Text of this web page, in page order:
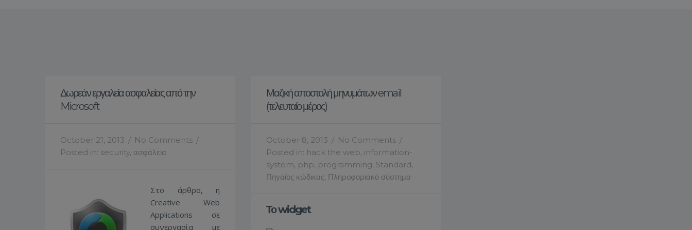
Δωρεάν εργαλεία ασφαλείας από την
Microsoft
October 21, 2013 / No Comments /
Posted in: security, ασφάλεια
Στο άρθρο, η
Creative Web
Applications σε
συνεργασία με
Μαζική αποστολή μηνυμάτων email
(τελευταίο μέρος)
October 8, 2013 / No Comments /
Posted in: hack the web, information-
system, php, programming, Standard,
Πηγαίος κώδικας, Πληροφοριακό σύστημα
Το widget